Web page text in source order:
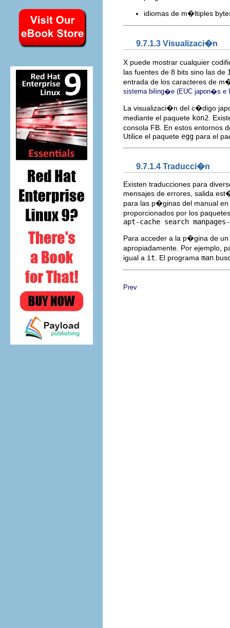
idiomas de m�ltiples
9.7.1.3 Visualizaci�n
X puede mostrar cualquier
las fuentes de 8 bits sino las
entrada de los caracteres de
sistema biling�e (EUC japon�s e
La visualizaci�n del c�digo
mediante el paquete kon2 .
consola FB. En estos entornos
Utilice el paquete egg para el
9.7.1.4 Traducci�n
Existen traducciones para
mensajes de errores, salida
para las p�ginas del manual
proporcionados por los
apt-cache search
Para acceder a la p�gina de un
apropiadamente. Por ejemplo,
igual a it . El programa man
Prev